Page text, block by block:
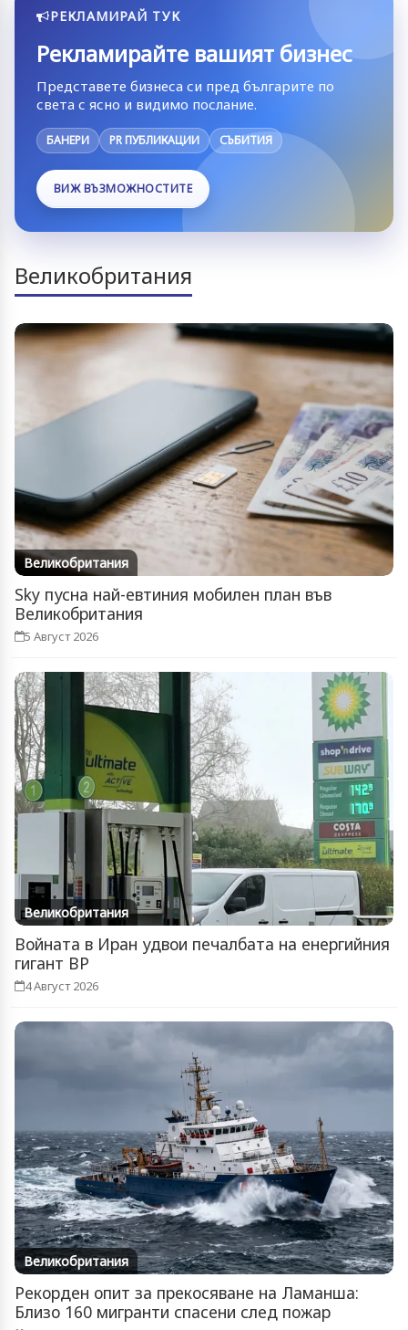
РЕКЛАМИРАЙ ТУК
Рекламирайте вашият бизнес
Представете бизнеса си пред българите по
света с ясно и видимо послание.
БАНЕРИ PR ПУБЛИКАЦИИ СЪБИТИЯ
ВИЖ ВЪЗМОЖНОСТИТЕ
Великобритания
Великобритания
Sky пусна най-евтиния мобилен план във
Великобритания
5 Август 2026
Великобритания
Войната в Иран удвои печалбата на енергийния
гигант BP
4 Август 2026
Великобритания
Рекорден опит за прекосяване на Ламанша:
Близо 160 мигранти спасени след пожар